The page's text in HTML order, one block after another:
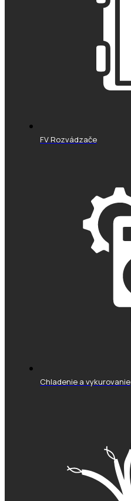
FV Rozvádzače
Chladenie a vykurovanie